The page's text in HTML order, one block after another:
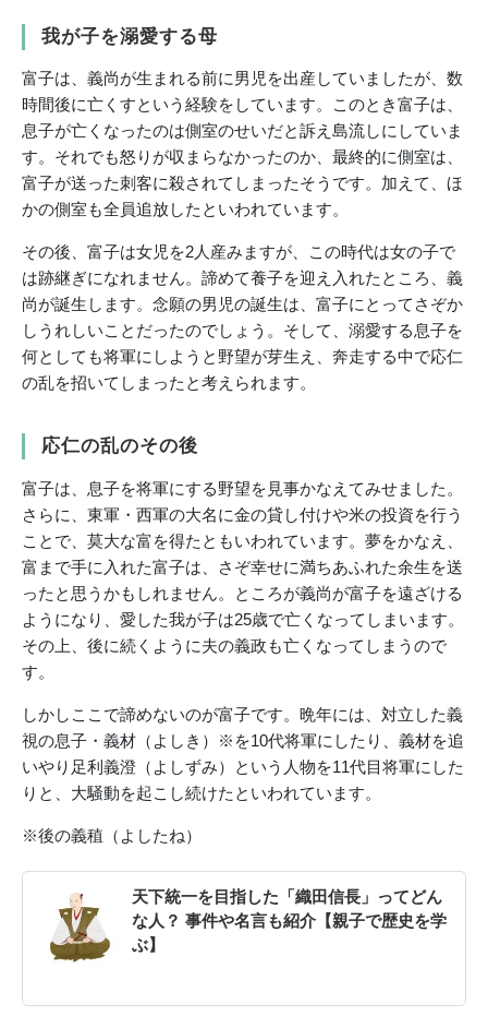
我が子を溺愛する母
富子は、義尚が生まれる前に男児を出産していましたが、数
時間後に亡くすという経験をしています。このとき富子は、
息子が亡くなったのは側室のせいだと訴え島流しにしていま
す。それでも怒りが収まらなかったのか、最終的に側室は、
富子が送った刺客に殺されてしまったそうです。加えて、ほ
かの側室も全員追放したといわれています。
その後、富子は女児を2人産みますが、この時代は女の子で
は跡継ぎになれません。諦めて養子を迎え入れたところ、義
尚が誕生します。念願の男児の誕生は、富子にとってさぞか
しうれしいことだったのでしょう。そして、溺愛する息子を
何としても将軍にしようと野望が芽生え、奔走する中で応仁
の乱を招いてしまったと考えられます。
応仁の乱のその後
富子は、息子を将軍にする野望を見事かなえてみせました。
さらに、東軍・西軍の大名に金の貸し付けや米の投資を行う
ことで、莫大な富を得たともいわれています。夢をかなえ、
富まで手に入れた富子は、さぞ幸せに満ちあふれた余生を送
ったと思うかもしれません。ところが義尚が富子を遠ざける
ようになり、愛した我が子は25歳で亡くなってしまいます。
その上、後に続くように夫の義政も亡くなってしまうので
す。
しかしここで諦めないのが富子です。晩年には、対立した義
視の息子・義材（よしき）※を10代将軍にしたり、義材を追
いやり足利義澄（よしずみ）という人物を11代目将軍にした
りと、大騒動を起こし続けたといわれています。
※後の義稙（よしたね）
天下統一を目指した「織田信長」ってどん
な人？ 事件や名言も紹介【親子で歴史を学
ぶ】